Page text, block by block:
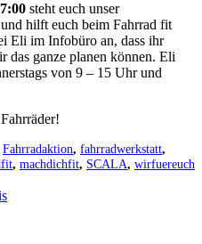
steht euch unser
hilft euch beim Fahrrad fit
Eli im Infobüro an, dass ihr
das ganze planen können. Eli
von 9 – 15 Uhr und
Fahrradaktion, fahrradwerkstatt,
, machdichfit, SCALA, wirfuereuch